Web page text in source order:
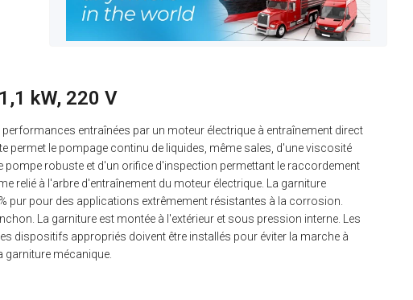
kW, 220 V
entraînées par un moteur électrique à entraînement direct
permet le pompage continu de liquides, même sales, d'une viscosité
robuste et d'un orifice d'inspection permettant le raccordement
relié à l'arbre d'entraînement du moteur électrique. La garniture
pur pour des applications extrêmement résistantes à la corrosion.
La garniture est montée à l'extérieur et sous pression interne. Les
dispositifs appropriés doivent être installés pour éviter la marche à
mécanique.